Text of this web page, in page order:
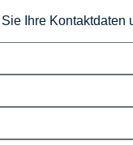
Ihre